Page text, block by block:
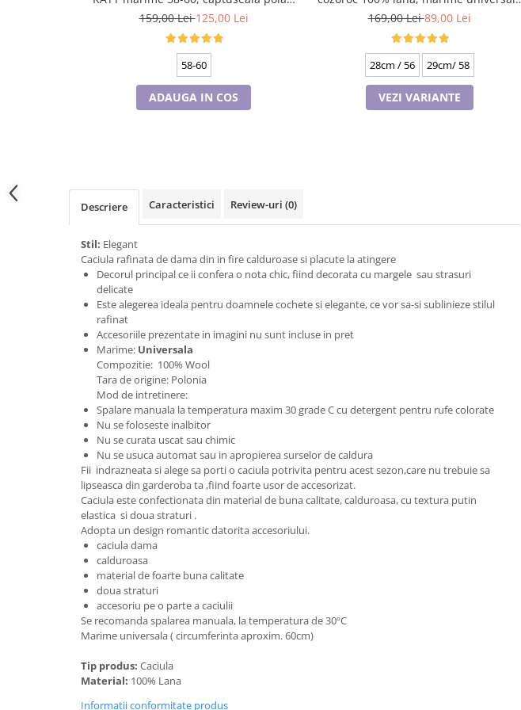
Tricouri de cuplu Valentine's Day
Cadouri Traditionale Romanesti
Cadouri pentru CUPLU El & Ea
Cadouri Iubitori de animale
Cadouri GRAVIDE
Cadouri pentru sportivi
Cadouri Pensionare
Cadouri Colegi, sefi sau angajati
Cadouri pentru Doctori
Cadouri pentru Sfânta Maria
culoare bleomarin
159,00 Lei125,00 Lei
58-60
ADAUGA IN COS
TTO22.01.TO44 Rabionek Polonia
169,00 Lei89,00 Lei
28cm / 56 29cm/ 58
VEZI VARIANTE
Descriere Caracteristici Review-uri (0)
Stil: Elegant
Caciula rafinata de dama din in fire calduroase si placute la atingere
Decorul principal ce ii confera o nota chic, fiind decorata cu margele sau strasuri
delicate
Este alegerea ideala pentru doamnele cochete si elegante, ce vor sa-si sublinieze stilul
rafinat
Accesoriile prezentate in imagini nu sunt incluse in pret
Marime: Universala
Compozitie: 100% Wool
Tara de origine: Polonia
Mod de intretinere:
Spalare manuala la temperatura maxim 30 grade C cu detergent pentru rufe colorate
Nu se foloseste inalbitor
Nu se curata uscat sau chimic
Nu se usuca automat sau in apropierea surselor de caldura
Fii indrazneata si alege sa porti o caciula potrivita pentru acest sezon,care nu trebuie sa
lipseasca din garderoba ta ,fiind foarte usor de accesorizat.
Caciula este confectionata din material de buna calitate, calduroasa, cu textura putin
elastica si doua straturi .
Adopta un design romantic datorita accesoriului.
caciula dama
calduroasa
material de foarte buna calitate
doua straturi
accesoriu pe o parte a caciulii
Se recomanda spalarea manuala, la temperatura de 30ºC
Marime universala ( circumferinta aproxim. 60cm)
Tip produs: Caciula
Material: 100% Lana
Informatii conformitate produs